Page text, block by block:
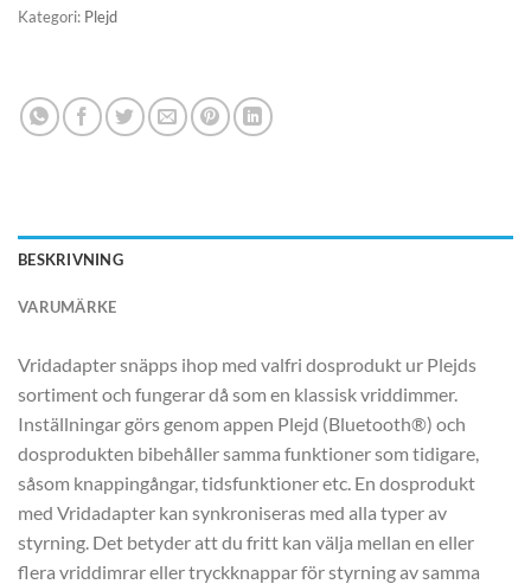
Kategori: Plejd
BESKRIVNING
VARUMÄRKE
Vridadapter snäpps ihop med valfri dosprodukt ur Plejds
sortiment och fungerar då som en klassisk vriddimmer.
Inställningar görs genom appen Plejd (Bluetooth®) och
dosprodukten bibehåller samma funktioner som tidigare,
såsom knappingångar, tidsfunktioner etc. En dosprodukt
med Vridadapter kan synkroniseras med alla typer av
styrning. Det betyder att du fritt kan välja mellan en eller
flera vriddimrar eller tryckknappar för styrning av samma